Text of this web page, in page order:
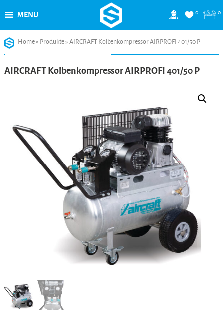
content
0 0
MENU
Home» Produkte» AIRCRAFT Kolbenkompressor AIRPROFI 401/50 P
AIRCRAFT Kolbenkompressor AIRPROFI 401/50 P